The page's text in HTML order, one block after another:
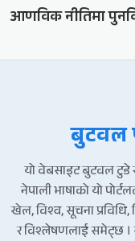
आणविक नीतिमा
बुटवल
यो वेबसाइट बुटवल टुडे
नेपाली भाषाको यो
खेल, विश्व, सूचना प्रविधि,
र विश्लेषणलाई समेट्छ